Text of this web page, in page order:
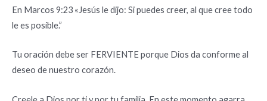
En Marcos 9:23 «Jesús le dijo: Si puedes creer, al que cree todo
le es posible.”
Tu oración debe ser FERVIENTE porque Dios da conforme al
deseo de nuestro corazón.